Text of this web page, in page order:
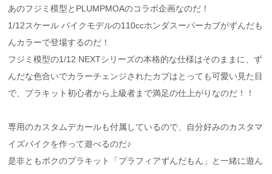
あのフジミ模型とPLUMPMOAのコラボ企画なのだ！
1/12スケール バイクモデルの110ccホンダスーパーカブがずんだも
んカラーで登場するのだ！
フジミ模型の1/12 NEXTシリーズの本格的な仕様はそのままに、ず
んだな色合いでカラーチェンジされたカブはとっても可愛い見た目
で、プラキット初心者から上級者まで満足の仕上がりなのだ！！
専用のカスタムデカールも付属しているので、自分好みのカスタマ
イズバイクを作って遊べるのだ♪
是非ともボクのプラキット「プラフィアずんだもん」と一緒に遊ん